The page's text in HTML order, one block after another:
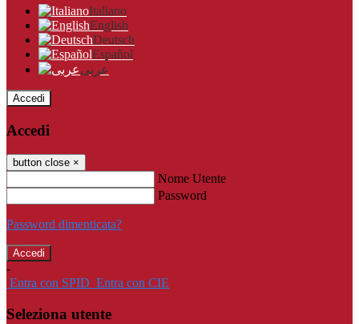
Italiano
English
Deutsch
Español
عربى
Accedi
Accedi
button close ×
Nome Utente
Password
Password dimenticata?
-
Entra con SPID Entra con CIE
Seleziona utente